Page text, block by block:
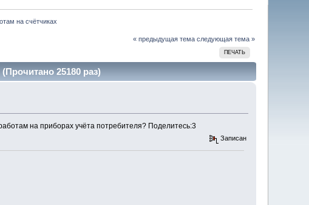
на счётчиках
« предыдущая тема следующая тема »
ПЕЧАТЬ
25180 раз)
на приборах учёта потребителя? Поделитесь:3
Записан